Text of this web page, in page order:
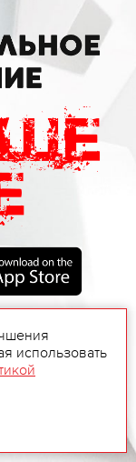
использовать